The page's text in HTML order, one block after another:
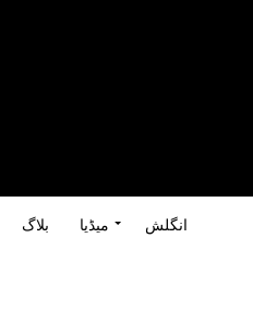
بلاگ میڈیا انگلش